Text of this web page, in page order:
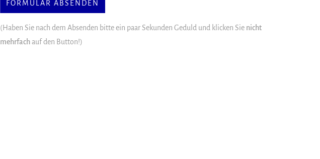
(Haben Sie nach dem Absenden bitte ein paar Sekunden Geduld und klicken Sie nicht
mehrfachauf den Button!)